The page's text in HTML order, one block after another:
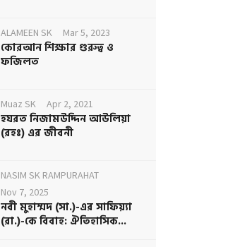
ALAMEEN SK Mar 5, 2023
কোরআন শিক্ষার গুরুত্ব ও
ফজিলত
Muaz SK Apr 2, 2021
হযরত নিজামউদ্দিন আউলিয়া
(রহঃ) এর জীবনী
NASIM SK RAMPURAHAT
Nov 7, 2025
নবী মুহাম্মদ (সা.)-এর সাফিয়্যা
(রা.)-কে বিবাহ: ঐতিহাসিক...